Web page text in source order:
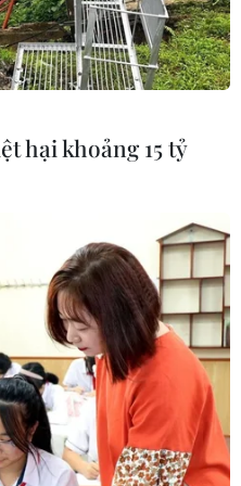
Reuters)
Nga vẫn có
đông Ukraine, và có
quân trên biên giới,
đã rút phần lớn
hại khoảng 15 tỷ